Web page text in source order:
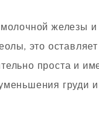
железы
это
проста и
груди